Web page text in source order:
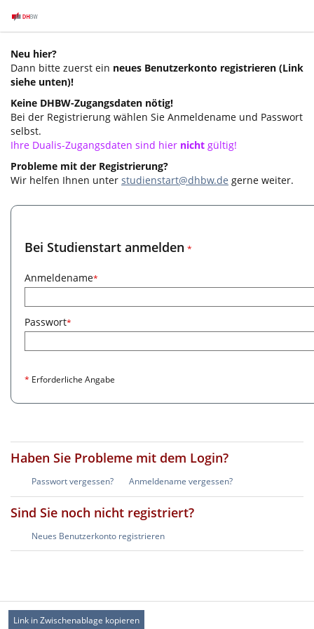
Neu hier?
Dann bitte zuerst ein neues Benutzerkonto registrieren (Link
siehe unten)!
Keine DHBW-Zugangsdaten nötig!
Bei der Registrierung wählen Sie Anmeldename und Passwort
selbst.
Ihre Dualis-Zugangsdaten sind hier nicht gültig!
Probleme mit der Registrierung?
Wir helfen Ihnen unter studienstart@dhbw.de gerne weiter.
Bei Studienstart anmelden *
Anmeldename*
Passwort*
* Erforderliche Angabe
Haben Sie Probleme mit dem Login?
Passwort vergessen? Anmeldename vergessen?
Sind Sie noch nicht registriert?
Neues Benutzerkonto registrieren
Link in Zwischenablage kopieren